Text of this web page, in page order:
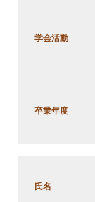
学会活動
卒業年度
氏名